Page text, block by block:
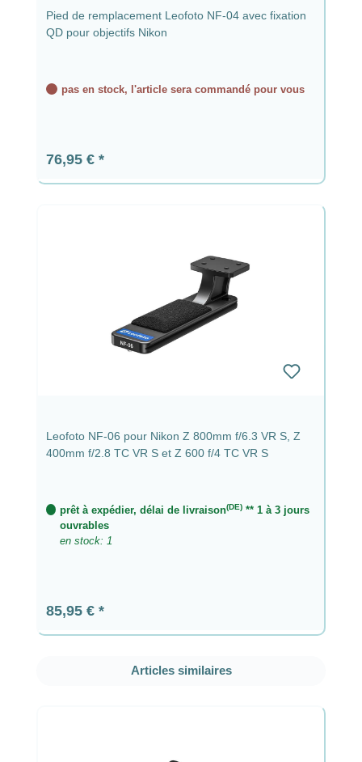
Pied de remplacement Leofoto NF-04 avec fixation
QD pour objectifs Nikon
pas en stock, l'article sera commandé pour vous
Prix régulier :
76,95 €
Leofoto NF-06 pour Nikon Z 800mm f/6.3 VR S, Z
400mm f/2.8 TC VR S et Z 600 f/4 TC VR S
prêt à expédier, délai de livraison(DE)** 1 à 3 jours
ouvrables
en stock: 1
Prix régulier :
85,95 €
Ignorer la galerie de produits
Articles similaires